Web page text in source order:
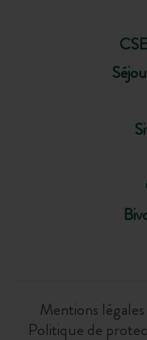
Mentions légales
Politique de